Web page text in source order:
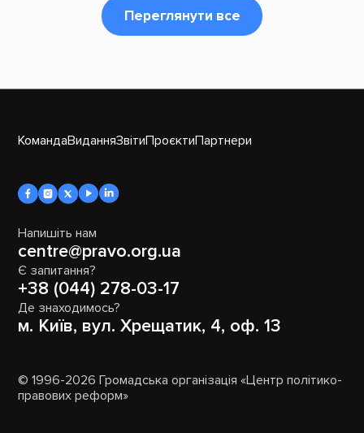
Переглянути все
КомандаВиданняЗвітиПроєктиПартнери
Напишіть нам
centre@pravo.org.ua
Є запитання?
+38 (044) 278-03-17
Де знаходимось?
м. Київ, вул. Хрещатик, 4, оф. 13
© 1996-2026 Громадська організація «Центр політико-
правових реформ»